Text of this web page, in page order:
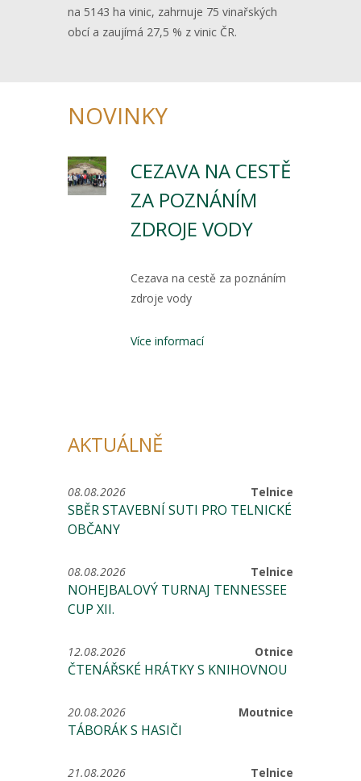
na 5143 ha vinic, zahrnuje 75 vinařských
obcí a zaujímá 27,5 % z vinic ČR.
NOVINKY
CEZAVA NA CESTĚ
ZA POZNÁNÍM
ZDROJE VODY
Cezava na cestě za poznáním
zdroje vody
Více informací
AKTUÁLNĚ
Telnice
08.08.2026
SBĚR STAVEBNÍ SUTI PRO TELNICKÉ
OBČANY
Telnice
08.08.2026
NOHEJBALOVÝ TURNAJ TENNESSEE
CUP XII.
Otnice
12.08.2026
ČTENÁŘSKÉ HRÁTKY S KNIHOVNOU
Moutnice
20.08.2026
TÁBORÁK S HASIČI
Telnice
21.08.2026